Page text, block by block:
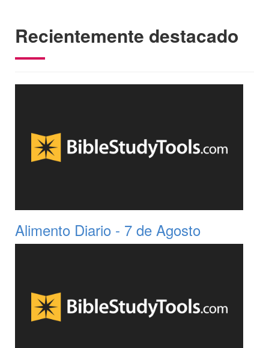
Recientemente destacado
Alimento Diario - 7 de Agosto